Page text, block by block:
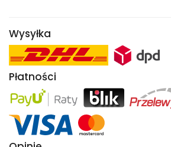
Wysyłka
Płatności